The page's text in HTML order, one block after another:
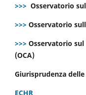
>>> Osservatorio
>>> Osservatorio
>>> Osservatorio
(OCA)
Giurisprudenza
ECHR